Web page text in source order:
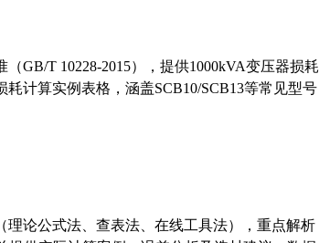
GB/T 10228-2015），提供1000kVA变压器损耗
计算实例表格，涵盖SCB10/SCB13等常见型号
论公式法、查表法、在线工具法），重点解析